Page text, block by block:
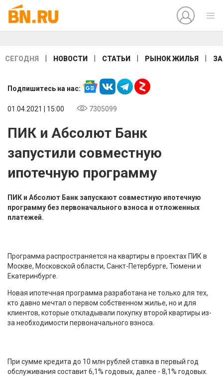
СЕГОДНЯ НОВОСТИ СТАТЬИ РЫНОК ЖИЛЬЯ
Подпишитесь на нас:
01.04.2021 | 15:00 7305099
ПИК и Абсолют Банк
запустили совместную
ипотечную программу
ПИК и Абсолют Банк запускают совместную ипотечную
программу без первоначального взноса и отложенных
платежей.
Программа распространяется на квартиры в проектах ПИК в
Москве, Московской области, Санкт-Петербурге, Тюмени и
Екатеринбурге.
Новая ипотечная программа разработана не только для тех,
кто давно мечтал о первом собственном жилье, но и для
клиентов, которые откладывали покупку второй квартиры из-
за необходимости первоначального взноса.
При сумме кредита до 10 млн рублей ставка в первый год
обслуживания составит 6,1% годовых, далее - 8,1% годовых.